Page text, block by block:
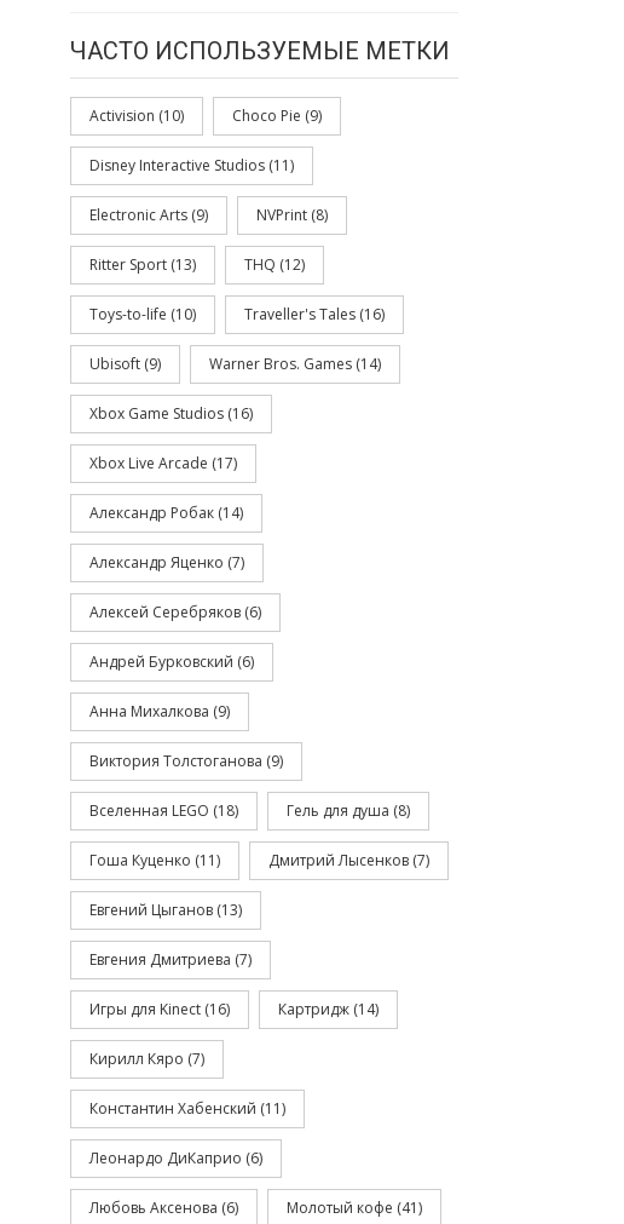
ЧАСТО ИСПОЛЬЗУЕМЫЕ МЕТКИ
Activision (10) Choco Pie (9)
Disney Interactive Studios (11)
Electronic Arts (9) NVPrint (8)
Ritter Sport (13) THQ (12)
Toys-to-life (10) Traveller's Tales (16)
Ubisoft (9) Warner Bros. Games (14)
Xbox Game Studios (16)
Xbox Live Arcade (17)
Александр Робак (14)
Александр Яценко (7)
Алексей Серебряков (6)
Андрей Бурковский (6)
Анна Михалкова (9)
Виктория Толстоганова (9)
Вселенная LEGO (18) Гель для душа (8)
Гоша Куценко (11) Дмитрий Лысенков (7)
Евгений Цыганов (13)
Евгения Дмитриева (7)
Игры для Kinect (16) Картридж (14)
Кирилл Кяро (7)
Константин Хабенский (11)
Леонардо ДиКаприо (6)
Любовь Аксенова (6) Молотый кофе (41)